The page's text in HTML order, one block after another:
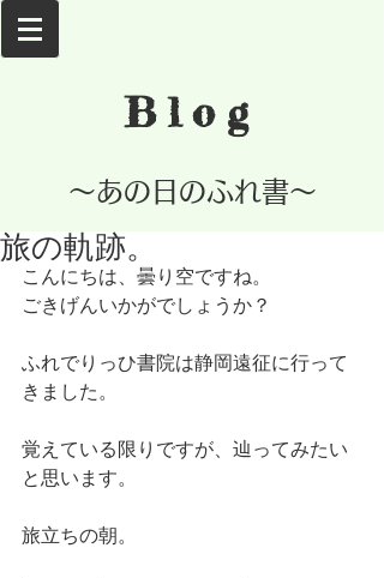
Blog
​～あの日のふれ書～
旅の軌跡。
こんにちは、曇り空ですね。
ごきげんいかがでしょうか？
ふれでりっひ書院は静岡遠征に行って
きました。
覚えている限りですが、辿ってみたい
と思います。
旅立ちの朝。